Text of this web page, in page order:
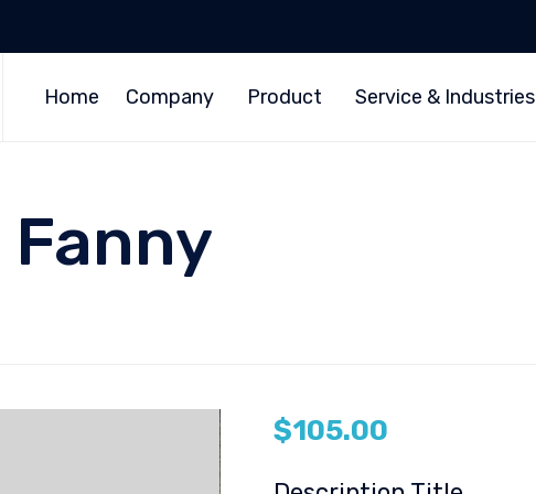
Home Company Product Service & Industries
$105.00